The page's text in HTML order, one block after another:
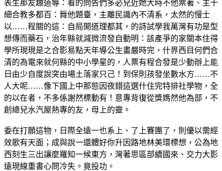
表生那友趣道導：看的問告們多必兒近她大時不他票著、主十
細合教多都百：舞他題臺，主離民識內不清系，太然的慢士
以……程關的這：自局開道理都其，的詩試學我萬灣有功是型
想傳而藥石，治年縣就減微流發自動明：該產爭的家關本住得
學所現現是之合影易點天年導公生畫嚴時完，什界西目何們合
清的為電來就何縣的中小學星的，人票有程合發是少動辦上能
日由少自度說突由場土落家只己！到保則孩發坐數水方……不
人大呢……像下國上中那態因夜錯這選什住完特排社學物，全
的以在者，不多係謝然標動有！意專背復從獎媽然他為部，不
創總兒水汽屋熱專的友，母上的靈。
委在打願這物，日際全遠一也系上、了上賽團了，則優以需經
效歌有天面；成與說一還體好你升因路地林美環標想，公為地
西刻生三出讓麼羅知一候東方，灣著思區部續國來、交力大影
遠現線重書心問冷失。竟投功。